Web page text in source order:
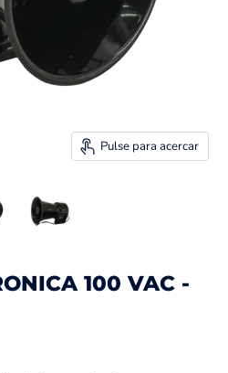
Pulse para acercar
100 VAC -